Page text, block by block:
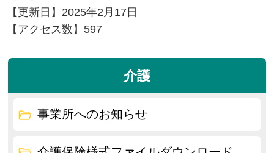
【更新日】 2025年2月17日
【アクセス数】 597
介護
事業所へのお知らせ